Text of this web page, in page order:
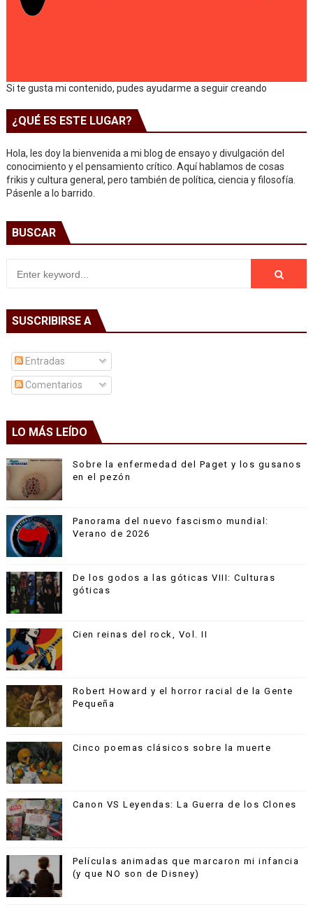
Si te gusta mi contenido, pudes ayudarme a seguir creando
¿QUÉ ES ESTE LUGAR?
Hola, les doy la bienvenida a mi blog de ensayo y divulgación del
conocimiento y el pensamiento crítico. Aquí hablamos de cosas
frikis y cultura general, pero también de política, ciencia y filosofía.
Pásenle a lo barrido.
BUSCAR
SUSCRIBIRSE A
Entradas
Comentarios
LO MÁS LEÍDO
Sobre la enfermedad del Paget y los gusanos
en el pezón
Panorama del nuevo fascismo mundial:
Verano de 2026
De los godos a las góticas VIII: Culturas
góticas
Cien reinas del rock, Vol. II
Robert Howard y el horror racial de la Gente
Pequeña
Cinco poemas clásicos sobre la muerte
Canon VS Leyendas: La Guerra de los Clones
Películas animadas que marcaron mi infancia
(y que NO son de Disney)